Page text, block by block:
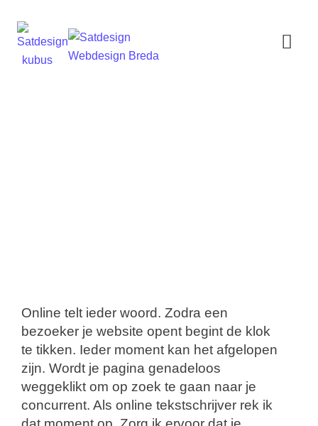
Online telt ieder woord. Zodra een
bezoeker je website opent begint de klok
te tikken. Ieder moment kan het afgelopen
zijn. Wordt je pagina genadeloos
weggeklikt om op zoek te gaan naar je
concurrent. Als online tekstschrijver rek ik
Hoi! Ik ben de virtuele assistent van
Satdesign. Waarmee kan ik je helpen?